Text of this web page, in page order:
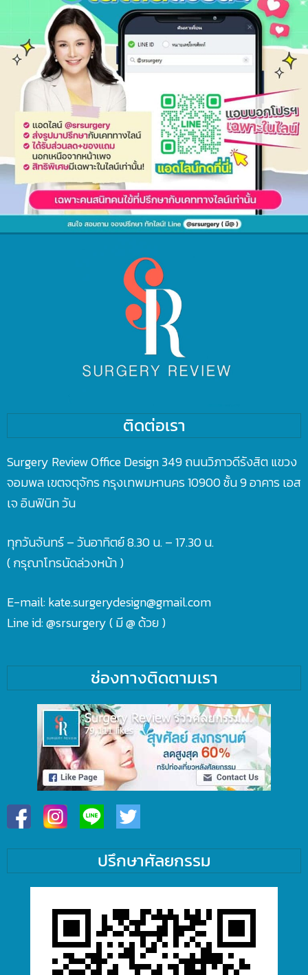
ติดต่อเรา
Surgery Review Office Design 349 ถนนวิภาวดีรังสิต แขวง
จอมพล เขตจตุจักร กรุงเทพมหานคร 10900 ชั้น 9 อาคาร เอส
เจ อินฟินิท วัน
ทุกวันจันทร์ – วันอาทิตย์ 8.30 น. – 17.30 น.
( กรุณาโทรนัดล่วงหน้า )
E-mail: kate.surgerydesign@gmail.com
Line id:@srsurgery( มี @ ด้วย )
ช่องทางติดตามเรา
ปรึกษาศัลยกรรม